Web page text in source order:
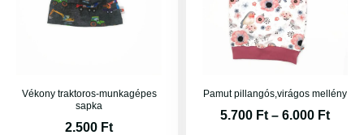
Vékony traktoros-munkagépes
sapka
2.500 Ft
Pamut pillangós,virágos mellény
5.700 Ft – 6.000 Ft